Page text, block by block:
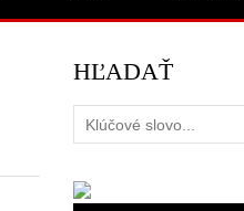
HĽADAŤ